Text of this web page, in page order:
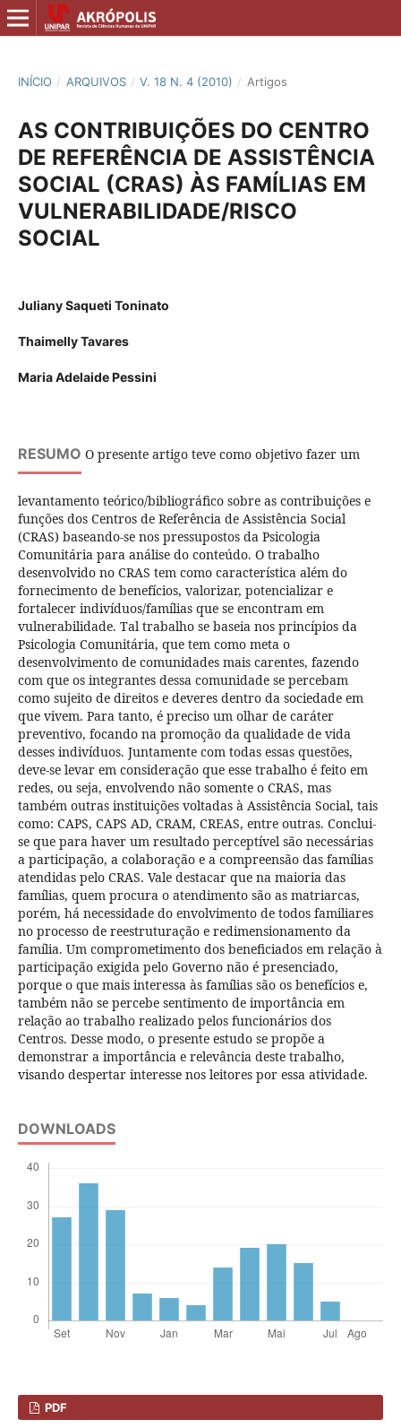
INÍCIO / ARQUIVOS / V. 18 N. 4 (2010) / Artigos
AS CONTRIBUIÇÕES DO CENTRO
DE REFERÊNCIA DE ASSISTÊNCIA
SOCIAL (CRAS) ÀS FAMÍLIAS EM
VULNERABILIDADE/RISCO
SOCIAL
Juliany Saqueti Toninato
Thaimelly Tavares
Maria Adelaide Pessini
RESUMO O presente artigo teve como objetivo fazer um
levantamento teórico/bibliográfico sobre as contribuições e
funções dos Centros de Referência de Assistência Social
(CRAS) baseando-se nos pressupostos da Psicologia
Comunitária para análise do conteúdo. O trabalho
desenvolvido no CRAS tem como característica além do
fornecimento de benefícios, valorizar, potencializar e
fortalecer indivíduos/famílias que se encontram em
vulnerabilidade. Tal trabalho se baseia nos princípios da
Psicologia Comunitária, que tem como meta o
desenvolvimento de comunidades mais carentes, fazendo
com que os integrantes dessa comunidade se percebam
como sujeito de direitos e deveres dentro da sociedade em
que vivem. Para tanto, é preciso um olhar de caráter
preventivo, focando na promoção da qualidade de vida
desses indivíduos. Juntamente com todas essas questões,
deve-se levar em consideração que esse trabalho é feito em
redes, ou seja, envolvendo não somente o CRAS, mas
também outras instituições voltadas à Assistência Social, tais
como: CAPS, CAPS AD, CRAM, CREAS, entre outras. Conclui-
se que para haver um resultado perceptível são necessárias
a participação, a colaboração e a compreensão das famílias
atendidas pelo CRAS. Vale destacar que na maioria das
famílias, quem procura o atendimento são as matriarcas,
porém, há necessidade do envolvimento de todos familiares
no processo de reestruturação e redimensionamento da
família. Um comprometimento dos beneficiados em relação à
participação exigida pelo Governo não é presenciado,
porque o que mais interessa às famílias são os benefícios e,
também não se percebe sentimento de importância em
relação ao trabalho realizado pelos funcionários dos
Centros. Desse modo, o presente estudo se propõe a
demonstrar a importância e relevância deste trabalho,
visando despertar interesse nos leitores por essa atividade.
DOWNLOADS
PDF